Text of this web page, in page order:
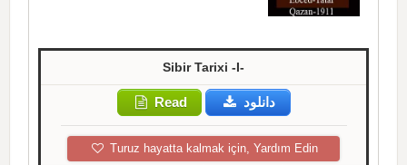
Sibir Tarixi -I-
Read دانلود
Turuz hayatta kalmak için, Yardım Edin